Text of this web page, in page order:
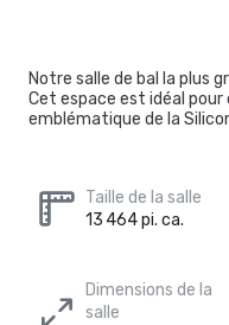
Notre salle de bal la plus
Cet espace est idéal
emblématique de la
Taille de la salle
13 464 pi. ca.
Dimensions de la
salle